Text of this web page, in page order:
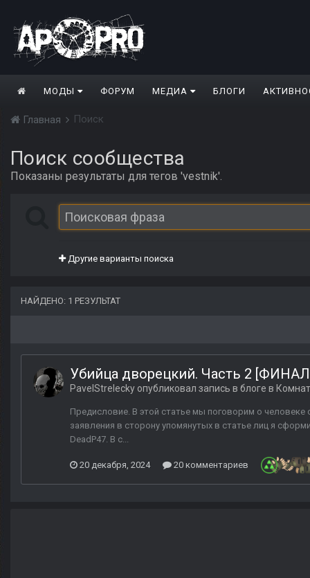
МОДЫ ФОРУМ МЕДИА БЛОГИ
Главная Поиск
Поиск сообщества
Показаны результаты для тегов 'vestnik'.
Другие варианты поиска
НАЙДЕНО: 1 РЕЗУЛЬТАТ
Убийца дворецкий. Часть 2
PavelStrelecky опубликовал запись в блоге в
Предисловие. В этой статье мы поговорим о человеке
заявления в сторону упомянутых в статье лиц я
DeadP47. В с...
20 декабря, 2024 20 комментариев